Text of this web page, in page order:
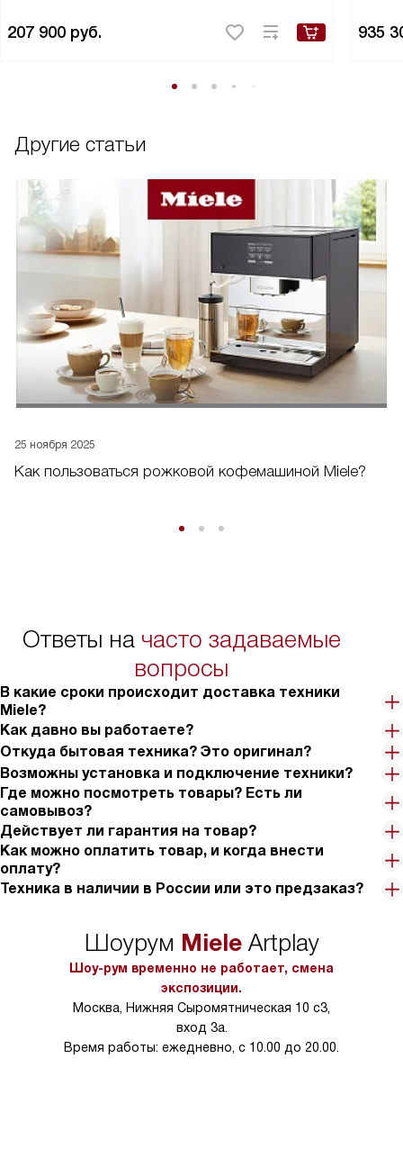
207 900 руб. 935
Другие статьи
25 ноября 2025
Как пользоваться рожковой кофемашиной Miele?
Ответы на часто задаваемые
вопросы
В какие сроки происходит доставка техники
Miele?
Как давно вы работаете?
Откуда бытовая техника? Это оригинал?
Возможны установка и подключение техники?
Где можно посмотреть товары? Есть ли
самовывоз?
Действует ли гарантия на товар?
Как можно оплатить товар, и когда внести
оплату?
Техника в наличии в России или это предзаказ?
Шоурум MieleArtplay
Шоу-рум временно не работает, смена
экспозиции.
Москва, Нижняя Сыромятническая 10 с3,
вход 3а.
Время работы: ежедневно, с 10.00 до 20.00.